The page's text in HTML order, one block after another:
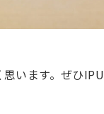
います。ぜひ